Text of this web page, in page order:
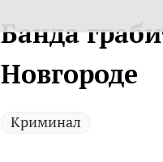
Банда
Новгороде
Криминал